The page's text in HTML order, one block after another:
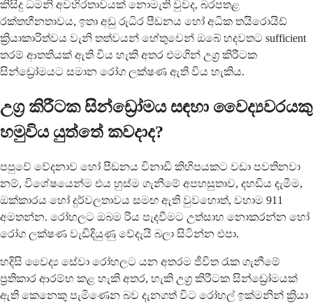
කිසිදු ධමනි අවහිරතාවයක් නොමැති වුවද, බරපතළ
රක්තහීනතාවය, ඉතා අඩු රුධිර පීඩනය හෝ අධික තයිරොයිඩ්
ක්‍රියාකාරිත්වය වැනි තත්වයන් හේතුවෙන් ඔබේ හදවතට sufficient
තරම් ආතතියක් ඇති විය හැකි අතර එමගින් උග්‍ර කිරීටක
සින්ඩ්‍රෝමයට සමාන රෝග ලක්ෂණ ඇති විය හැකිය.
උග්‍ර කිරීටක සින්ඩ්‍රෝමය සඳහා වෛද්‍යවරයකු
හමුවිය යුත්තේ කවදාද?
පපුවේ වේදනාව හෝ පීඩනය විනාඩි කිහිපයකට වඩා පවතිනවා
නම්, විශේෂයෙන්ම එය හුස්ම ගැනීමේ අපහසුතාව, දහඩිය දැමීම,
ඔක්කාරය හෝ දුර්වලතාවය සමඟ ඇති වුවහොත්, වහාම 911
අමතන්න. රෝහලට ඔබම රිය පැදවීමට උත්සාහ නොකරන්න හෝ
රෝග ලක්ෂණ වැඩිදියුණු වේදැයි බලා සිටින්න එපා.
හදිසි වෛද්‍ය සේවා රෝහලට යන අතරම ජීවිත රැක ගැනීමේ
ප්‍රතිකාර ආරම්භ කළ හැකි අතර, හැකි උග්‍ර කිරීටක සින්ඩ්‍රෝමයක්
ඇති කෙනෙකු පැමිණෙන බව දැනගත් විට රෝහල් ඉක්මනින් ක්‍රියා